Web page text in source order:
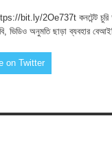
bit.ly/2Oe737t কনটেন্ট
ভিডিও অনুমতি ছাড়া ব্যবহার
on Twitter